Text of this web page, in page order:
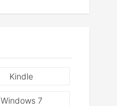
Kindle
Windows 7